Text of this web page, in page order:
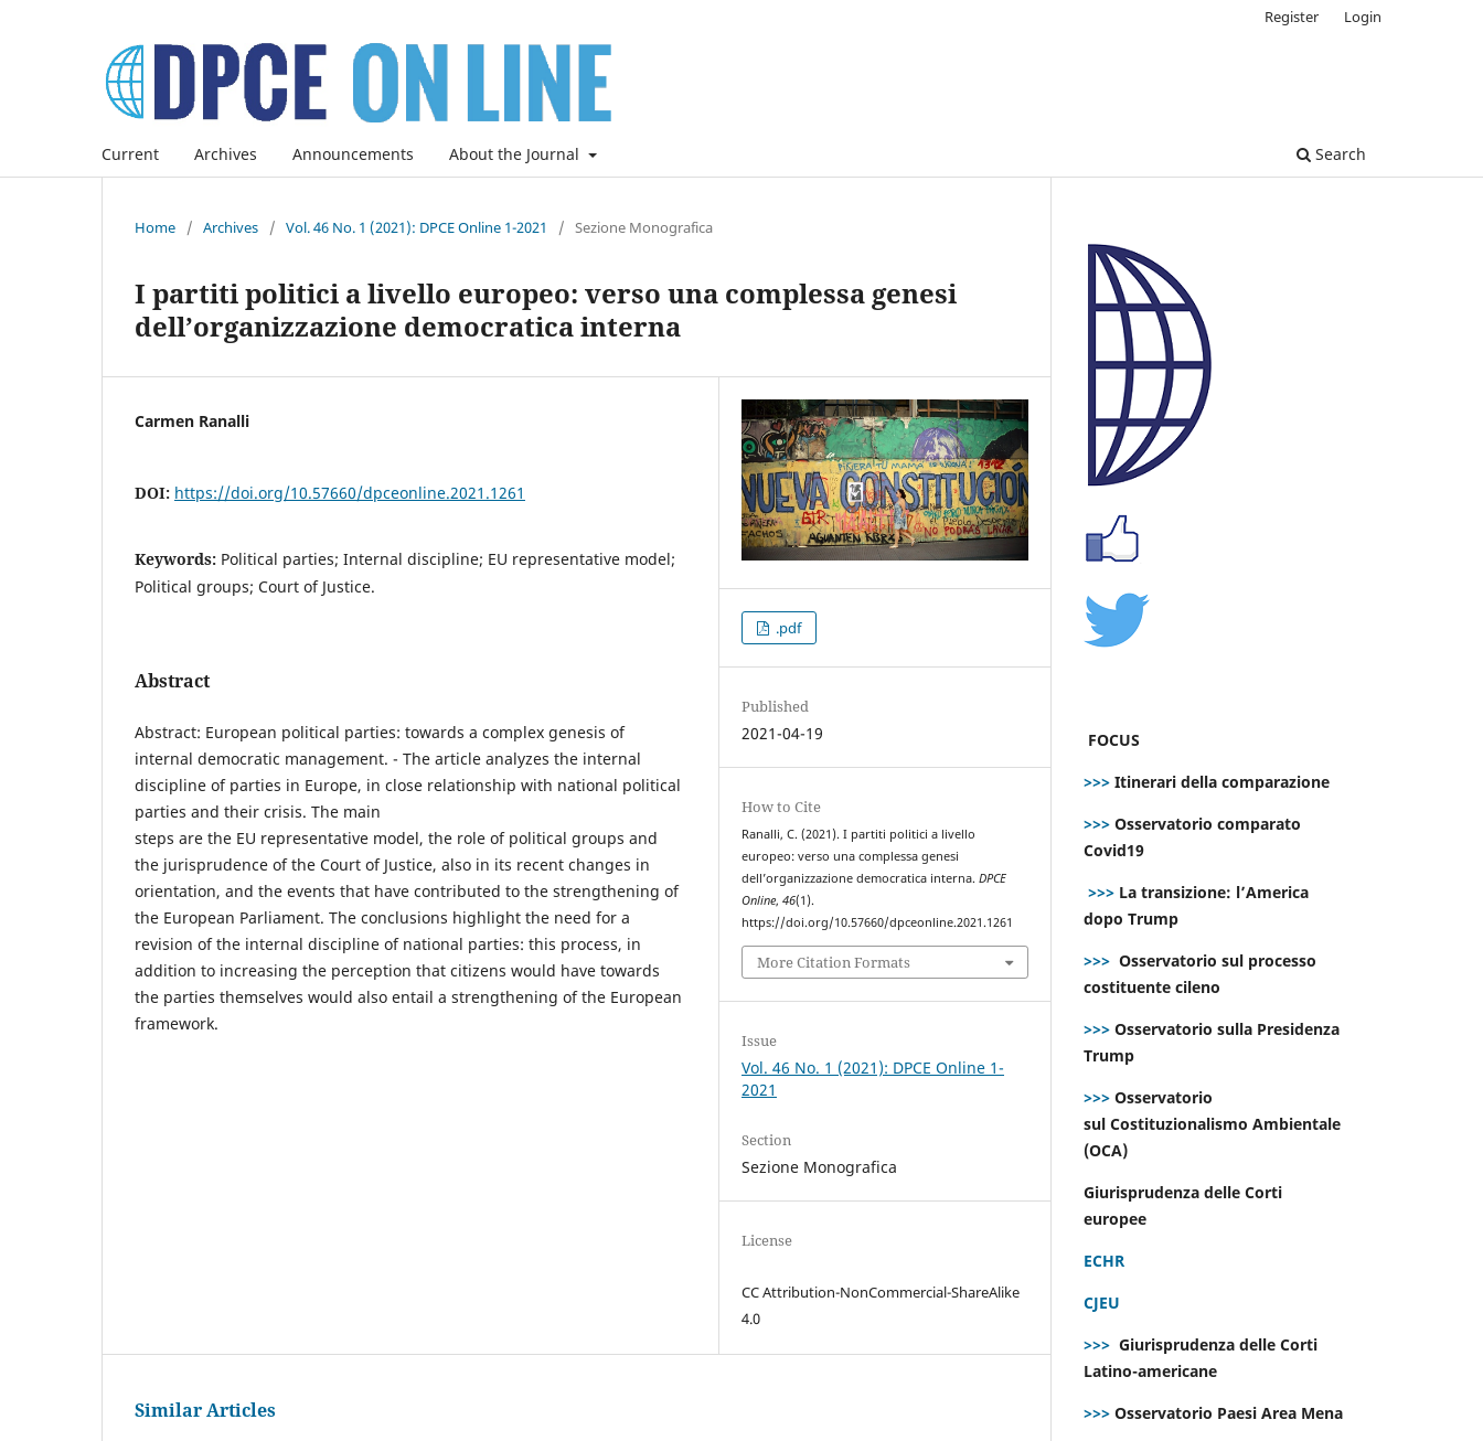
Current Archives Announcements About the Journal Search
Register Login
Home / Archives / Vol. 46 No. 1 (2021): DPCE Online 1-2021 / Sezione Monografica
I partiti politici a livello europeo: verso una complessa genesi
dell’organizzazione democratica interna
Carmen Ranalli
DOI: https://doi.org/10.57660/dpceonline.2021.1261
Keywords: Political parties; Internal discipline; EU representative model;
Political groups; Court of Justice.
Abstract
Abstract: European political parties: towards a complex genesis of
internal democratic management. - The article analyzes the internal
discipline of parties in Europe, in close relationship with national political
parties and their crisis. The main
steps are the EU representative model, the role of political groups and
the jurisprudence of the Court of Justice, also in its recent changes in
orientation, and the events that have contributed to the strengthening of
the European Parliament. The conclusions highlight the need for a
revision of the internal discipline of national parties: this process, in
addition to increasing the perception that citizens would have towards
the parties themselves would also entail a strengthening of the European
framework.
.pdf
Published
2021-04-19
How to Cite
Ranalli, C. (2021). I partiti politici a livello
europeo: verso una complessa genesi
dell’organizzazione democratica interna.DPCE
Online,46(1).
https://doi.org/10.57660/dpceonline.2021.1261
More Citation Formats
Issue
Vol. 46 No. 1 (2021): DPCE Online 1-
2021
Section
Sezione Monografica
License
CC Attribution-NonCommercial-ShareAlike
4.0
Similar Articles
FOCUS
>>> Itinerari della comparazione
>>> Osservatorio comparato
Covid19
>>> La transizione: l’America
dopo Trump
>>> Osservatorio sul processo
costituente cileno
>>> Osservatorio sulla Presidenza
Trump
>>> Osservatorio
sul Costituzionalismo Ambientale
(OCA)
Giurisprudenza delle Corti
europee
ECHR
CJEU
>>> Giurisprudenza delle Corti
Latino-americane
>>> Osservatorio Paesi Area Mena